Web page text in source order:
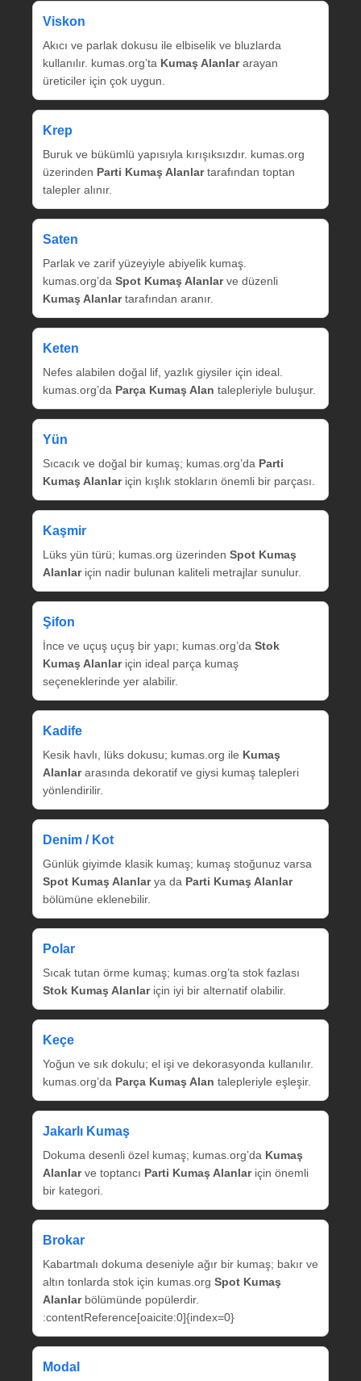
Viskon
Akıcı ve parlak dokusu ile elbiselik ve bluzlarda
kullanılır. kumas.org’ta Kumaş Alanlararayan
üreticiler için çok uygun.
Krep
Buruk ve bükümlü yapısıyla kırışıksızdır. kumas.org
üzerinden Parti Kumaş Alanlartarafından toptan
talepler alınır.
Saten
Parlak ve zarif yüzeyiyle abiyelik kumaş.
kumas.org’da Spot Kumaş Alanlarve düzenli
Kumaş Alanlartarafından aranır.
Keten
Nefes alabilen doğal lif, yazlık giysiler için ideal.
kumas.org’da Parça Kumaş Alan talepleriyle buluşur.
Yün
Sıcacık ve doğal bir kumaş; kumas.org’da Parti
Kumaş Alanlariçin kışlık stokların önemli bir parçası.
Kaşmir
Lüks yün türü; kumas.org üzerinden Spot Kumaş
Alanlariçin nadir bulunan kaliteli metrajlar sunulur.
Şifon
İnce ve uçuş uçuş bir yapı; kumas.org’da Stok
Kumaş Alanlariçin ideal parça kumaş
seçeneklerinde yer alabilir.
Kadife
Kesik havlı, lüks dokusu; kumas.org ile Kumaş
Alanlararasında dekoratif ve giysi kumaş talepleri
yönlendirilir.
Denim / Kot
Günlük giyimde klasik kumaş; kumaş stoğunuz varsa
Spot Kumaş Alanlarya da Parti Kumaş Alanlar
bölümüne eklenebilir.
Polar
Sıcak tutan örme kumaş; kumas.org’ta stok fazlası
Stok Kumaş Alanlariçin iyi bir alternatif olabilir.
Keçe
Yoğun ve sık dokulu; el işi ve dekorasyonda kullanılır.
kumas.org’da Parça Kumaş Alan talepleriyle eşleşir.
Jakarlı Kumaş
Dokuma desenli özel kumaş; kumas.org’da Kumaş
Alanlarve toptancı Parti Kumaş Alanlariçin önemli
bir kategori.
Brokar
Kabartmalı dokuma deseniyle ağır bir kumaş; bakır ve
altın tonlarda stok için kumas.org Spot Kumaş
Alanlarbölümünde popülerdir.
:contentReference[oaicite:0]{index=0}
Modal